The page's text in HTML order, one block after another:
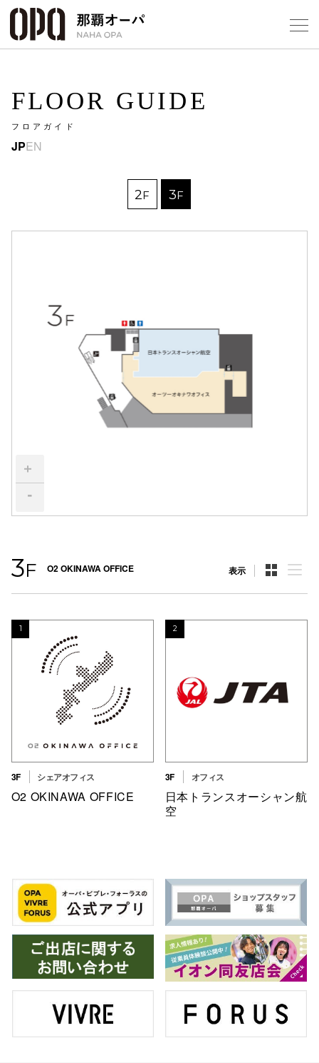
FLOOR GUIDE
フロアガイド
JPEN
2F 3F
-
+
3F O2 OKINAWA OFFICE 表示
1
3F シェアオフィス
O2 OKINAWA OFFICE
2
3F オフィス
日本トランスオーシャン航
空
レスト
公式SNS
ソーシャル
那覇オ
仙台フォ